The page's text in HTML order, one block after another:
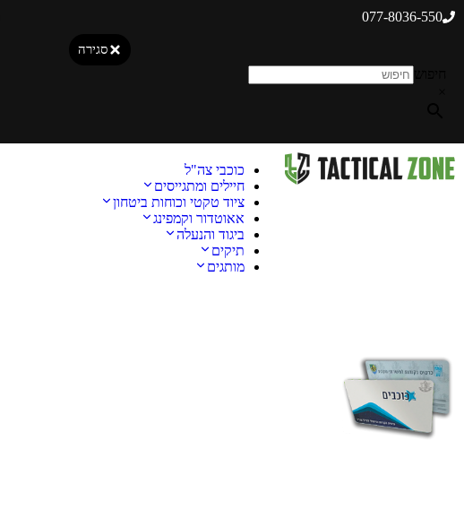
077-8036-550
סגירה
כוכבי צה"ל
חיילים ומתגייסים
ציוד טקטי וכוחות ביטחון
אאוטדור וקמפינג
ביגוד והנעלה
תיקים
מותגים